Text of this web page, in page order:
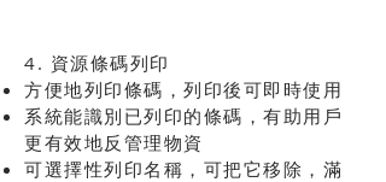
4. 資源條碼列印
方便地列印條碼，列印後可即時使用
系統能識別已列印的條碼，有助用戶
更有效地反管理物資
可選擇性列印名稱，可把它移除，滿